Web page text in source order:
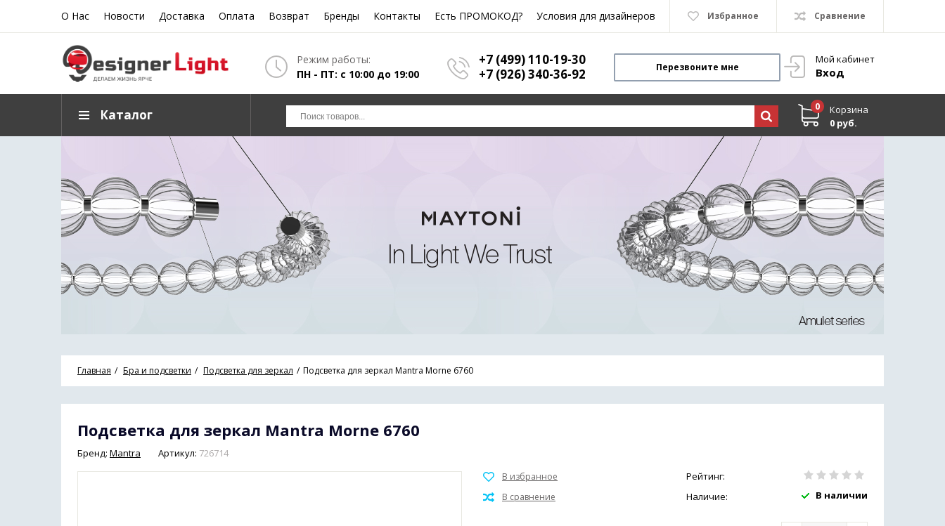
О Нас Новости Доставка Оплата Возврат Бренды Контакты Есть ПРОМОКОД? Условия для дизайнеров Избранное Сравнение
Мой кабинет
Вход
Режим работы:
ПН - ПТ: с 10:00 до 19:00
+7 (499) 110-19-30
+7 (926) 340-36-92
Перезвоните мне
0
Корзина
0 руб.
Каталог
Главная Бра и подсветки Подсветка для зеркал Подсветка для зеркал Mantra Morne 6760
Подсветка для зеркал Mantra Morne 6760
Бренд: Mantra Артикул: 726714
Рейтинг:
Наличие:
В наличии